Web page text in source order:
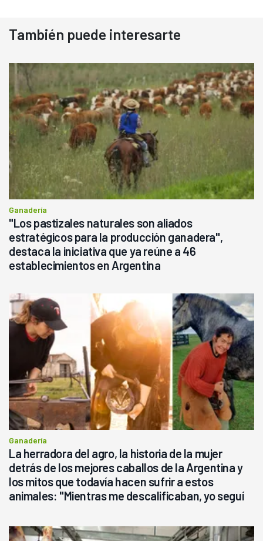
También puede interesarte
Ganadería
"Los pastizales naturales son aliados
estratégicos para la producción ganadera",
destaca la iniciativa que ya reúne a 46
establecimientos en Argentina
Ganadería
La herradora del agro, la historia de la mujer
detrás de los mejores caballos de la Argentina y
los mitos que todavía hacen sufrir a estos
animales: "Mientras me descalificaban, yo seguí